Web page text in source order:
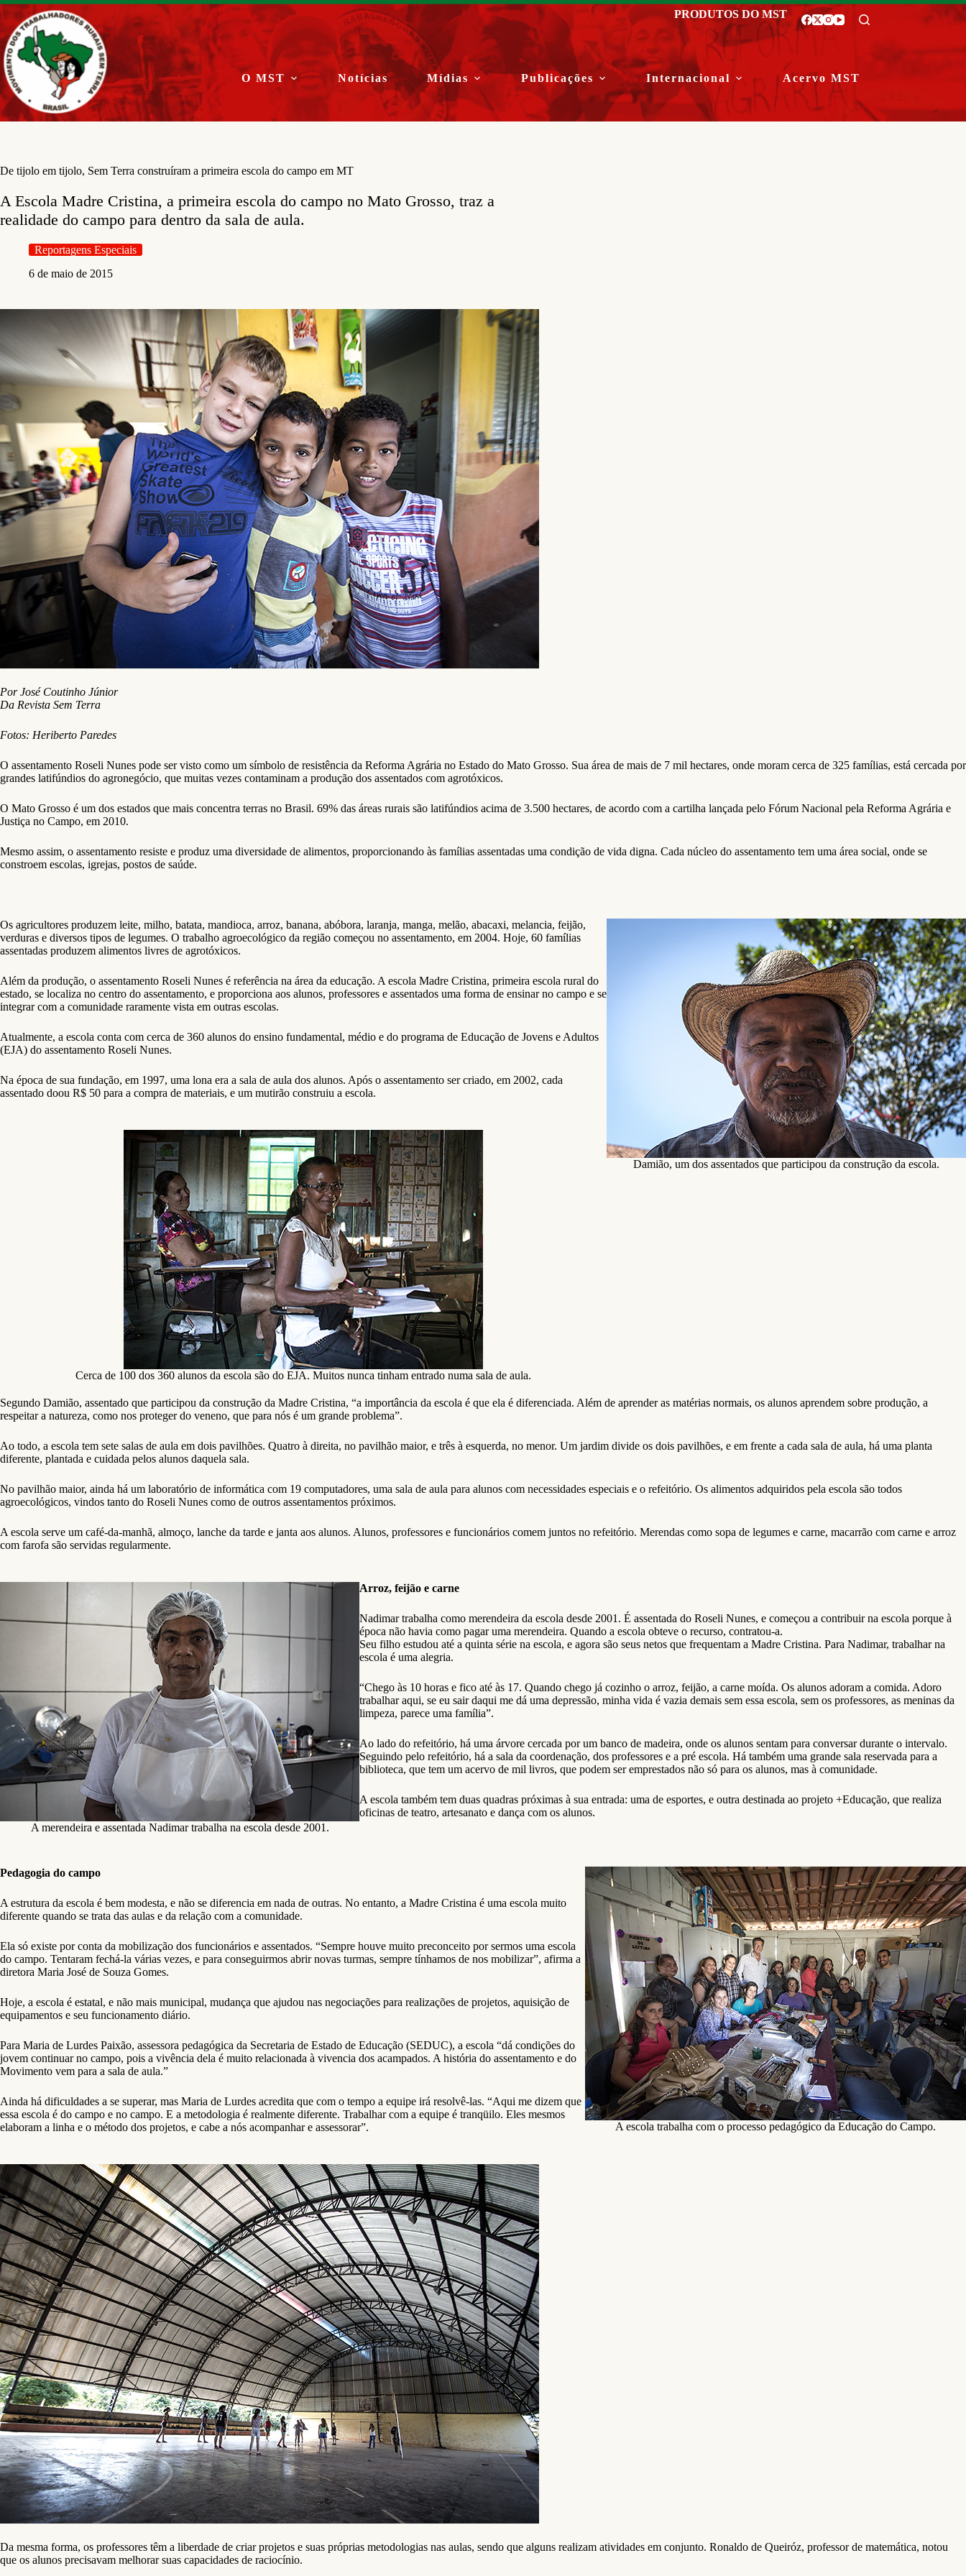
Pular
para
o
conteúdo
PRODUTOS DO MST
O MST Notícias Mídias Publicações Internacional Acervo MST
De tijolo em tijolo, Sem Terra construíram a primeira escola do campo em MT
A Escola Madre Cristina, a primeira escola do campo no Mato Grosso, traz a
realidade do campo para dentro da sala de aula.
Reportagens Especiais
6 de maio de 2015
Por José Coutinho Júnior
Da Revista Sem Terra
Fotos: Heriberto Paredes
O assentamento Roseli Nunes pode ser visto como um símbolo de resistência da Reforma Agrária no Estado do Mato Grosso. Sua área de mais de 7 mil hectares, onde moram cerca de 325 famílias, está cercada por
grandes latifúndios do agronegócio, que muitas vezes contaminam a produção dos assentados com agrotóxicos.
O Mato Grosso é um dos estados que mais concentra terras no Brasil. 69% das áreas rurais são latifúndios acima de 3.500 hectares, de acordo com a cartilha lançada pelo Fórum Nacional pela Reforma Agrária e
Justiça no Campo, em 2010.
Mesmo assim, o assentamento resiste e produz uma diversidade de alimentos, proporcionando às famílias assentadas uma condição de vida digna. Cada núcleo do assentamento tem uma área social, onde se
constroem escolas, igrejas, postos de saúde.
Damião, um dos assentados que participou da construção da escola.
Os agricultores produzem leite, milho, batata, mandioca, arroz, banana, abóbora, laranja, manga, melão, abacaxi, melancia, feijão,
verduras e diversos tipos de legumes. O trabalho agroecológico da região começou no assentamento, em 2004. Hoje, 60 famílias
assentadas produzem alimentos livres de agrotóxicos.
Além da produção, o assentamento Roseli Nunes é referência na área da educação. A escola Madre Cristina, primeira escola rural do
estado, se localiza no centro do assentamento, e proporciona aos alunos, professores e assentados uma forma de ensinar no campo e se
integrar com a comunidade raramente vista em outras escolas.
Atualmente, a escola conta com cerca de 360 alunos do ensino fundamental, médio e do programa de Educação de Jovens e Adultos
(EJA) do assentamento Roseli Nunes.
Na época de sua fundação, em 1997, uma lona era a sala de aula dos alunos. Após o assentamento ser criado, em 2002, cada
assentado doou R$ 50 para a compra de materiais, e um mutirão construiu a escola.
Cerca de 100 dos 360 alunos da escola são do EJA. Muitos nunca tinham entrado numa sala de aula.
Segundo Damião, assentado que participou da construção da Madre Cristina, “a importância da escola é que ela é diferenciada. Além de aprender as matérias normais, os alunos aprendem sobre produção, a
respeitar a natureza, como nos proteger do veneno, que para nós é um grande problema”.
Ao todo, a escola tem sete salas de aula em dois pavilhões. Quatro à direita, no pavilhão maior, e três à esquerda, no menor. Um jardim divide os dois pavilhões, e em frente a cada sala de aula, há uma planta
diferente, plantada e cuidada pelos alunos daquela sala.
No pavilhão maior, ainda há um laboratório de informática com 19 computadores, uma sala de aula para alunos com necessidades especiais e o refeitório. Os alimentos adquiridos pela escola são todos
agroecológicos, vindos tanto do Roseli Nunes como de outros assentamentos próximos.
A escola serve um café-da-manhã, almoço, lanche da tarde e janta aos alunos. Alunos, professores e funcionários comem juntos no refeitório. Merendas como sopa de legumes e carne, macarrão com carne e arroz
com farofa são servidas regularmente.
A merendeira e assentada Nadimar trabalha na escola desde 2001.
Arroz, feijão e carne
Nadimar trabalha como merendeira da escola desde 2001. É assentada do Roseli Nunes, e começou a contribuir na escola porque à
época não havia como pagar uma merendeira. Quando a escola obteve o recurso, contratou-a.
Seu filho estudou até a quinta série na escola, e agora são seus netos que frequentam a Madre Cristina. Para Nadimar, trabalhar na
escola é uma alegria.
“Chego às 10 horas e fico até às 17. Quando chego já cozinho o arroz, feijão, a carne moída. Os alunos adoram a comida. Adoro
trabalhar aqui, se eu sair daqui me dá uma depressão, minha vida é vazia demais sem essa escola, sem os professores, as meninas da
limpeza, parece uma família”.
Ao lado do refeitório, há uma árvore cercada por um banco de madeira, onde os alunos sentam para conversar durante o intervalo.
Seguindo pelo refeitório, há a sala da coordenação, dos professores e a pré escola. Há também uma grande sala reservada para a
biblioteca, que tem um acervo de mil livros, que podem ser emprestados não só para os alunos, mas à comunidade.
A escola também tem duas quadras próximas à sua entrada: uma de esportes, e outra destinada ao projeto +Educação, que realiza
oficinas de teatro, artesanato e dança com os alunos.
A escola trabalha com o processo pedagógico da Educação do Campo.
Pedagogia do campo
A estrutura da escola é bem modesta, e não se diferencia em nada de outras. No entanto, a Madre Cristina é uma escola muito
diferente quando se trata das aulas e da relação com a comunidade.
Ela só existe por conta da mobilização dos funcionários e assentados. “Sempre houve muito preconceito por sermos uma escola
do campo. Tentaram fechá-la várias vezes, e para conseguirmos abrir novas turmas, sempre tínhamos de nos mobilizar”, afirma a
diretora Maria José de Souza Gomes.
Hoje, a escola é estatal, e não mais municipal, mudança que ajudou nas negociações para realizações de projetos, aquisição de
equipamentos e seu funcionamento diário.
Para Maria de Lurdes Paixão, assessora pedagógica da Secretaria de Estado de Educação (SEDUC), a escola “dá condições do
jovem continuar no campo, pois a vivência dela é muito relacionada à vivencia dos acampados. A história do assentamento e do
Movimento vem para a sala de aula.”
Ainda há dificuldades a se superar, mas Maria de Lurdes acredita que com o tempo a equipe irá resolvê-las. “Aqui me dizem que
essa escola é do campo e no campo. E a metodologia é realmente diferente. Trabalhar com a equipe é tranqüilo. Eles mesmos
elaboram a linha e o método dos projetos, e cabe a nós acompanhar e assessorar”.
Da mesma forma, os professores têm a liberdade de criar projetos e suas próprias metodologias nas aulas, sendo que alguns realizam atividades em conjunto. Ronaldo de Queiróz, professor de matemática, notou
que os alunos precisavam melhorar suas capacidades de raciocínio.